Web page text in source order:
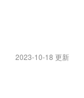
2023-10-18 更新